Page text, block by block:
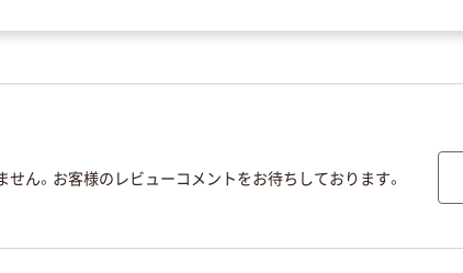
ん。お客様のレビューコメントをお待ちしております。